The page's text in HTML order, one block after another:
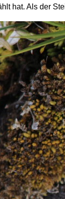
hat. Als der